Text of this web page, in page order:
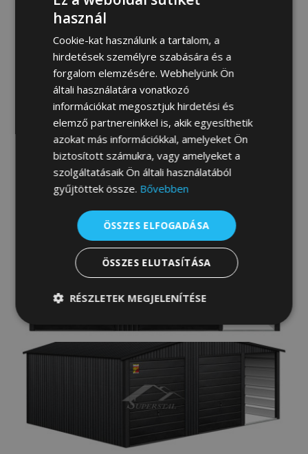
Fotógaléria:
használ
Cookie-kat használunk a tartalom, a
hirdetések személyre szabására és a
forgalom elemzésére. Webhelyünk Ön
általi használatára vonatkozó
információkat megosztjuk hirdetési és
elemző partnereinkkel is, akik egyesíthetik
azokat más információkkal, amelyeket Ön
biztosított számukra, vagy amelyeket a
szolgáltatásaik Ön általi használatából
gyűjtöttek össze. Bővebben
ÖSSZES ELFOGADÁSA
ÖSSZES ELUTASÍTÁSA
RÉSZLETEK MEGJELENÍTÉSE
Teljesítmény
Funkcionalitás
Besorolatlan